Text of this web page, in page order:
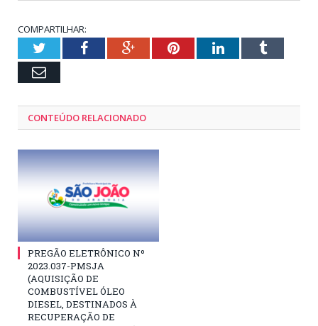
COMPARTILHAR:
TwitterFacebookGoogle+PinterestLinkedInTumblr
Email
CONTEÚDO RELACIONADO
PREGÃO ELETRÔNICO Nº
2023.037-PMSJA
(AQUISIÇÃO DE
COMBUSTÍVEL ÓLEO
DIESEL, DESTINADOS À
RECUPERAÇÃO DE